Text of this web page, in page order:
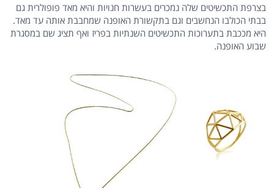
בצרפת התכשיטים שלה נמכרים בעשרות חנויות והיא מאד פופולרית גם
בבתי הכולבו הנחשבים וגם בתקשורת האופנה שמחבבת אותה עד מאד.
היא מככבת בתערוכות התכשיטים השנתיות בפריז ואף תציג שם במסגרת
שבוע האופנה.